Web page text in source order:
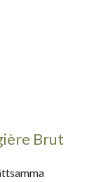
Brut